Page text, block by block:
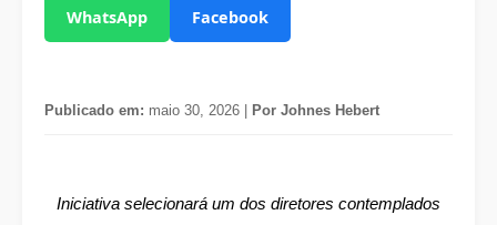
WhatsApp Facebook
Publicado em: maio 30, 2026 | Por Johnes Hebert
Iniciativa selecionará um dos diretores contemplados